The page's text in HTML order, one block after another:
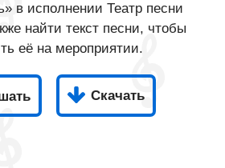
в исполнении Театр песни
найти текст песни, чтобы
её на мероприятии.
Скачать